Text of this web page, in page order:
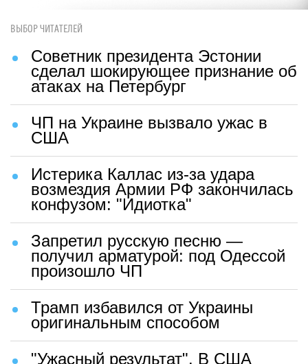
ВЫБОР ЧИТАТЕЛЕЙ
Советник президента Эстонии
сделал шокирующее признание об
атаках на Петербург
ЧП на Украине вызвало ужас в
США
Истерика Каллас из-за удара
возмездия Армии РФ закончилась
конфузом: "Идиотка"
Запретил русскую песню —
получил арматурой: под Одессой
произошло ЧП
Трамп избавился от Украины
оригинальным способом
"Ужасный результат". В США